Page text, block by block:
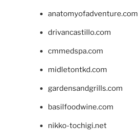
anatomyofadventure.com
drivancastillo.com
cmmedspa.com
midletontkd.com
gardensandgrills.com
basilfoodwine.com
nikko-tochigi.net